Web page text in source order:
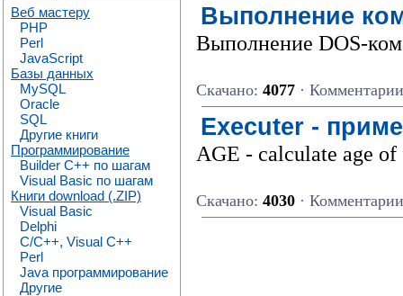
Веб мастеру
PHP
Perl
JavaScript
Базы данных
MySQL
Oracle
SQL
Другие книги
Программирование
Builder C++ по шагам
Visual Basic по шагам
Книги download (.ZIP)
Visual Basic
Delphi
C/C++, Visual C++
Perl
Java программирование
Другие
Выполнение
Выполнение DOS-
Скачано: 4077 ·
Executer -
AGE - calculate age
Скачано: 4030 ·